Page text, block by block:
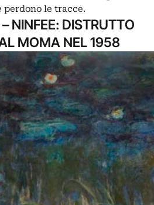
perdono le tracce.
NINFEE: DISTRUTTO
MOMA NEL 1958